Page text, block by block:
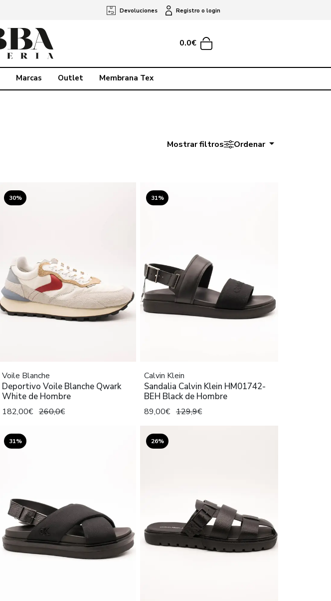
Devoluciones Registro o login
0.0€
Marcas Outlet Membrana Tex
Mostrar filtros Ordenar
30%
Voile Blanche
Deportivo Voile Blanche Qwark
White de Hombre
182,00€ 260,0€
31%
Calvin Klein
Sandalia Calvin Klein HM01742-
BEH Black de Hombre
89,00€ 129,9€
31% 26%